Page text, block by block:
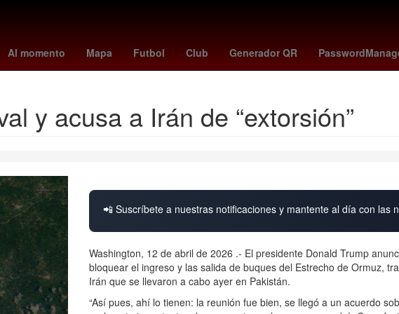
Al momento Mapa Futbol Club Generador QR
México Suena Villa Madero Zapotlán de Juárez Hernán Cortés Henipavirus
y acusa a Irán de “extorsión”
📲 Suscríbete a nuestras notificaciones y mantente al día con las
Washington, 12 de abril de 2026 .- El presidente Donald Trump
bloquear el ingreso y las salida de buques del Estrecho de Ormuz,
Irán que se llevaron a cabo ayer en Pakistán.
“Así pues, ahí lo tienen: la reunión fue bien, se llegó a un acuerdo